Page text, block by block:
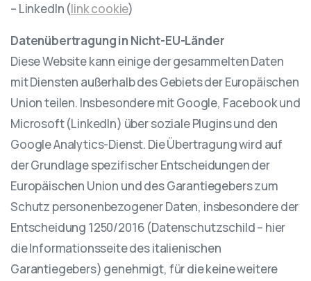
– LinkedIn (link cookie)
Datenübertragung in Nicht-EU-Länder
Diese Website kann einige der gesammelten Daten
mit Diensten außerhalb des Gebiets der Europäischen
Union teilen. Insbesondere mit Google, Facebook und
Microsoft (LinkedIn) über soziale Plugins und den
Google Analytics-Dienst. Die Übertragung wird auf
der Grundlage spezifischer Entscheidungen der
Europäischen Union und des Garantiegebers zum
Schutz personenbezogener Daten, insbesondere der
Entscheidung 1250/2016 (Datenschutzschild – hier
die Informationsseite des italienischen
Garantiegebers) genehmigt, für die keine weitere